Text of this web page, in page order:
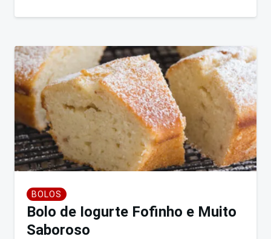
BOLOS
Bolo de Iogurte Fofinho e Muito
Saboroso